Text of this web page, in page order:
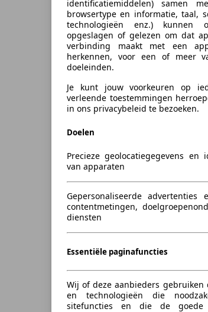
identificatiemiddelen) samen
browsertype en informatie, taal,
technologieën enz.) kunnen
opgeslagen of gelezen om dat
verbinding maakt met een
herkennen, voor een of meer
doeleinden.
Je kunt jouw voorkeuren op
verleende toestemmingen
in ons privacybeleid te bezoeken.
Doelen
Precieze geolocatiegegevens
van apparaten
Gepersonaliseerde
contentmetingen,
diensten
Essentiële paginafuncties
Wij of deze aanbieders gebruiken
en technologieën die
sitefuncties en die de